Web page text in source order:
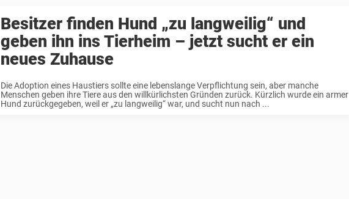
Besitzer finden Hund „zu langweilig“ und
geben ihn ins Tierheim – jetzt sucht er ein
neues Zuhause
Die Adoption eines Haustiers sollte eine lebenslange Verpflichtung sein, aber manche
Menschen geben ihre Tiere aus den willkürlichsten Gründen zurück. Kürzlich wurde ein armer
Hund zurückgegeben, weil er „zu langweilig“ war, und sucht nun nach ...